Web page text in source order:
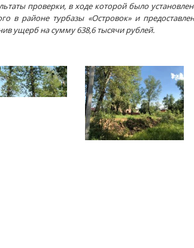
проверки, в ходе которой было
в районе турбазы «Островок» и
ущерб на сумму 638,6 тысячи рублей.